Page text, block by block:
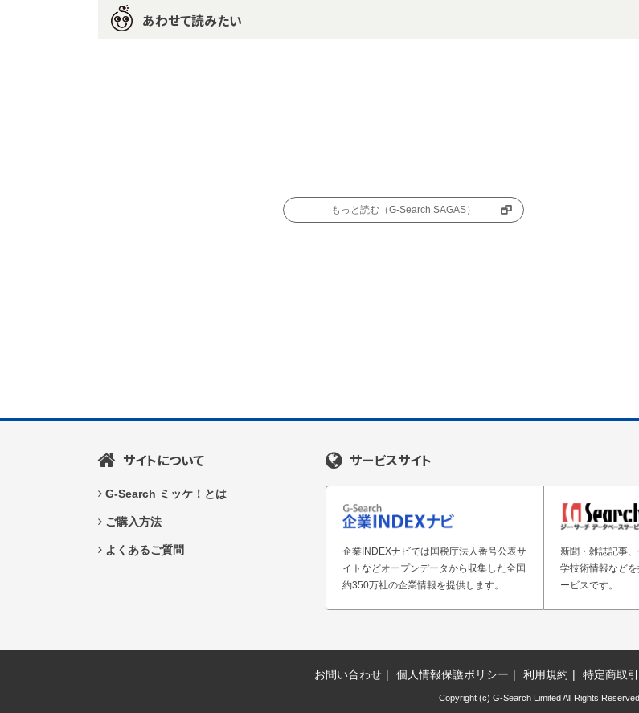
あわせて読みたい
もっと読む（G-Search SAGAS）
サイトについて
G-Search ミッケ！とは
ご購入方法
よくあるご質問
サービスサイト
企業INDEXナビでは国税庁法人番号公表サ
イトなどオープンデータから収集した全国
約350万社の企業情報を提供します。
新聞・雑誌記事
学技術情報など
ービスです。
お問い合わせ 個人情報保護ポリシー 利用規約 特定商取
Copyright (c) G-Search Limited All Rights